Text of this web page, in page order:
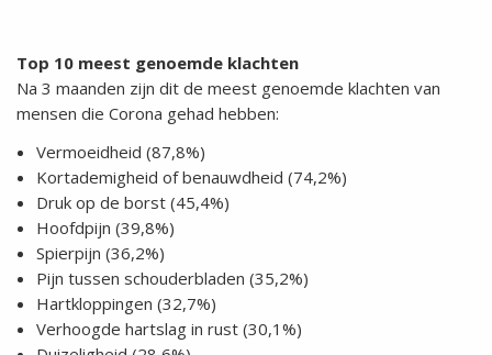
Top 10 meest genoemde klachten
Na 3 maanden zijn dit de meest genoemde klachten van
mensen die Corona gehad hebben:
Vermoeidheid (87,8%)
Kortademigheid of benauwdheid (74,2%)
Druk op de borst (45,4%)
Hoofdpijn (39,8%)
Spierpijn (36,2%)
Pijn tussen schouderbladen (35,2%)
Hartkloppingen (32,7%)
Verhoogde hartslag in rust (30,1%)